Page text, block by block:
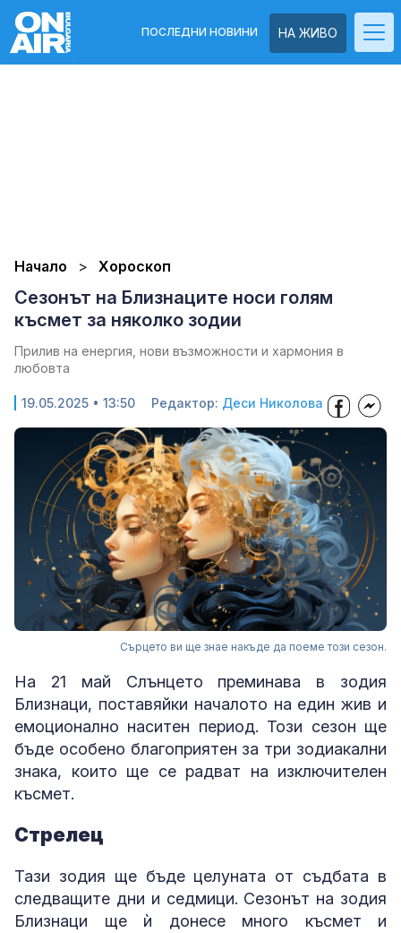
НА ЖИВО
ПОСЛЕДНИ НОВИНИ
Начало Хороскоп
Сезонът на Близнаците носи голям
късмет за няколко зодии
Прилив на енергия, нови възможности и хармония в
любовта
19.05.2025 • 13:50 Редактор: Деси Николова
Сърцето ви ще знае накъде да поеме този сезон.
На 21 май Слънцето преминава в зодия
Близнаци, поставяйки началото на един жив и
емоционално наситен период. Този сезон ще
бъде особено благоприятен за три зодиакални
знака, които ще се радват на изключителен
късмет.
Стрелец
Тази зодия ще бъде целуната от съдбата в
следващите дни и седмици. Сезонът на зодия
Близнаци ще ѝ донесе много късмет и